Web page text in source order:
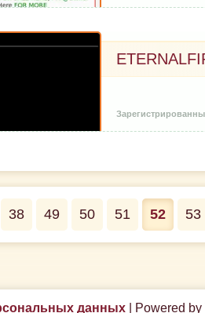
38 49 50 51 52 53
данных| Powered by